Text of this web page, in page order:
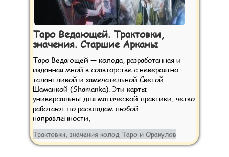
Таро Ведающей. Трактовки,
значения. Старшие Арканы
Таро Ведающей — колода, разработанная и
изданная мной в соавторстве с невероятно
талантливой и замечательной Светой
Шаманкой (Shamanka). Эти карты
универсальны для магической практики, четко
работают по раскладам любой
направленности,
Трактовки, значения колод Таро и Оракулов